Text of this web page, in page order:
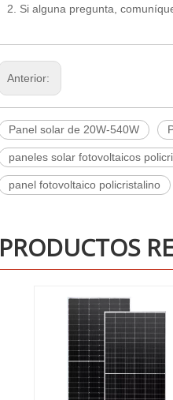
2. Si alguna pregunta,
Anterior:
Panel solar de 20W-540W
paneles solar fotovoltaicos
panel fotovoltaico policristalino
PRODUCTOS